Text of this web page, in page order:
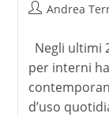
AutoreAndrea
Negli ultimi
per interni
d’uso